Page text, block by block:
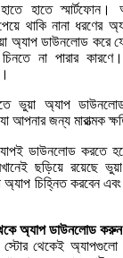
হাতে স্মার্টফোন।
থাকি নানা ধরণের
অ্যাপ ডাউনলোড করে
না পারার
ভুয়া অ্যাপ
আপনার জন্য মারাত্মক
ডাউনলোড করতে
ছড়িয়ে রয়েছে
অ্যাপ চিহ্নিত করবেন
অ্যাপ ডাউনলোড করুন
স্টোর থেকেই